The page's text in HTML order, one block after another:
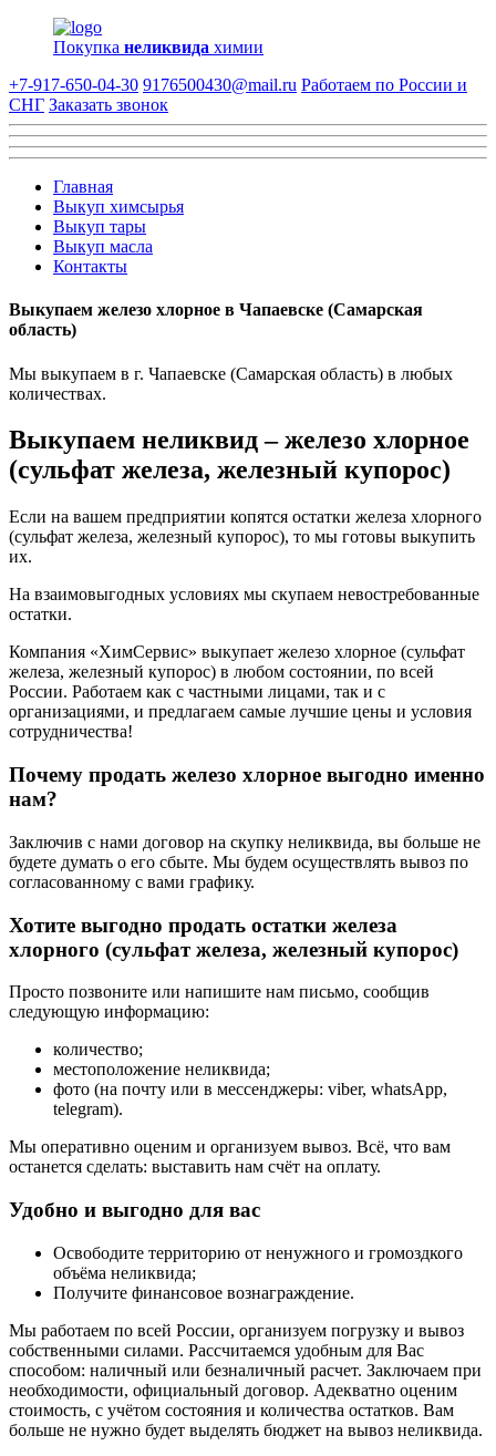
Покупка неликвида химии
+7-917-650-04-30 9176500430@mail.ru Работаем по России и
СНГ Заказать звонок
Главная
Выкуп химсырья
Выкуп тары
Выкуп масла
Контакты
Выкупаем железо хлорное в Чапаевске (Самарская
область)
Мы выкупаем в г. Чапаевске (Самарская область) в любых
количествах.
Выкупаем неликвид – железо хлорное
(сульфат железа, железный купорос)
Если на вашем предприятии копятся остатки железа хлорного
(сульфат железа, железный купорос), то мы готовы выкупить
их.
На взаимовыгодных условиях мы скупаем невостребованные
остатки.
Компания «ХимСервис» выкупает железо хлорное (сульфат
железа, железный купорос) в любом состоянии, по всей
России. Работаем как с частными лицами, так и с
организациями, и предлагаем самые лучшие цены и условия
сотрудничества!
Почему продать железо хлорное выгодно именно
нам?
Заключив с нами договор на скупку неликвида, вы больше не
будете думать о его сбыте. Мы будем осуществлять вывоз по
согласованному с вами графику.
Хотите выгодно продать остатки железа
хлорного (сульфат железа, железный купорос)
Просто позвоните или напишите нам письмо, сообщив
следующую информацию:
количество;
местоположение неликвида;
фото (на почту или в мессенджеры: viber, whatsApp,
telegram).
Мы оперативно оценим и организуем вывоз. Всё, что вам
останется сделать: выставить нам счёт на оплату.
Удобно и выгодно для вас
Освободите территорию от ненужного и громоздкого
объёма неликвида;
Получите финансовое вознаграждение.
Мы работаем по всей России, организуем погрузку и вывоз
собственными силами. Рассчитаемся удобным для Вас
способом: наличный или безналичный расчет. Заключаем при
необходимости, официальный договор. Адекватно оценим
стоимость, с учётом состояния и количества остатков. Вам
больше не нужно будет выделять бюджет на вывоз неликвида.